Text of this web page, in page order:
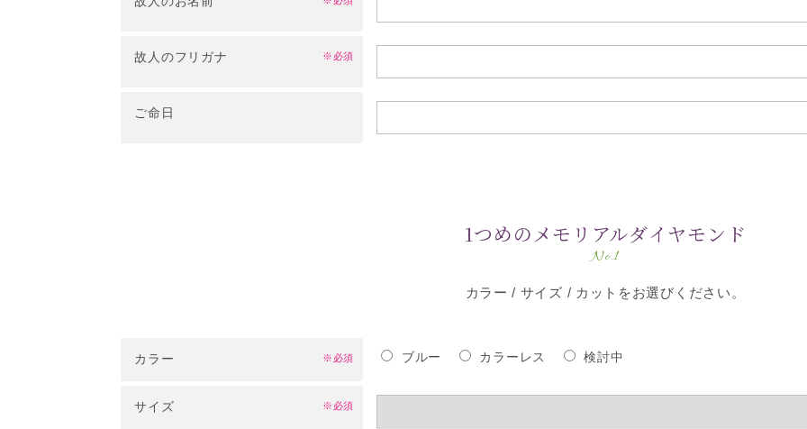
故人のフリガナ ※必須
ご命日
1つめのメモリアルダイヤモンド
No.1
カラー / サイズ / カットをお選びください。
カラー ※必須 ブルー カラーレス 検討中
サイズ ※必須